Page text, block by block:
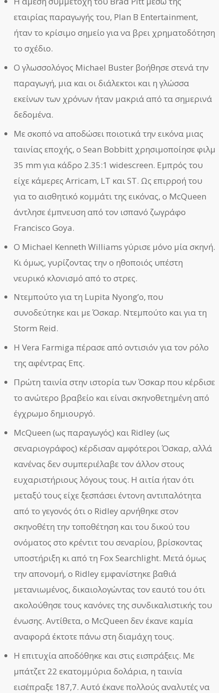
εταιρίας παραγωγής του, Plan B Entertainment,
ήταν το κρίσιμο σημείο για να βρει χρηματοδότηση
το σχέδιο.
Ο γλωσσολόγος Michael Buster βοήθησε στενά την
παραγωγή, μια και οι διάλεκτοι και η γλώσσα
εκείνων των χρόνων ήταν μακριά από τα σημερινά
δεδομένα.
Με σκοπό να αποδώσει ποιοτικά την εικόνα μιας
ταινίας εποχής, ο Sean Bobbitt χρησιμοποίησε φιλμ
35 mm για κάδρο 2.35:1 widescreen. Εμπρός του
είχε κάμερες Arricam, LT και ST. Ως επιρροή του
για το αισθητικό κομμάτι της εικόνας, ο McQueen
άντλησε έμπνευση από τον ισπανό ζωγράφο
Francisco Goya.
Ο Michael Kenneth Williams γύρισε μόνο μία σκηνή.
Κι όμως, γυρίζοντας την ο ηθοποιός υπέστη
νευρικό κλονισμό από το στρες.
Ντεμπούτο για τη Lupita Nyong’o, που
συνοδεύτηκε και με Όσκαρ. Ντεμπούτο και για τη
Storm Reid.
Η Vera Farmiga πέρασε από οντισιόν για τον ρόλο
της αφέντρας Επς.
Πρώτη ταινία στην ιστορία των Όσκαρ που κέρδισε
το ανώτερο βραβείο και είναι σκηνοθετημένη από
έγχρωμο δημιουργό.
McQueen (ως παραγωγός) και Ridley (ως
σεναριογράφος) κέρδισαν αμφότεροι Όσκαρ, αλλά
κανένας δεν συμπεριέλαβε τον άλλον στους
ευχαριστήριους λόγους τους. Η αιτία ήταν ότι
μεταξύ τους είχε ξεσπάσει έντονη αντιπαλότητα
από το γεγονός ότι ο Ridley αρνήθηκε στον
σκηνοθέτη την τοποθέτηση και του δικού του
ονόματος στο κρέντιτ του σεναρίου, βρίσκοντας
υποστήριξη κι από τη Fox Searchlight. Μετά όμως
την απονομή, ο Ridley εμφανίστηκε βαθιά
μετανιωμένος, δικαιολογώντας τον εαυτό του ότι
ακολούθησε τους κανόνες της συνδικαλιστικής του
ένωσης. Αντίθετα, ο McQueen δεν έκανε καμία
αναφορά έκτοτε πάνω στη διαμάχη τους.
Η επιτυχία αποδόθηκε και στις εισπράξεις. Με
μπάτζετ 22 εκατομμύρια δολάρια, η ταινία
εισέπραξε 187,7. Αυτό έκανε πολλούς αναλυτές να